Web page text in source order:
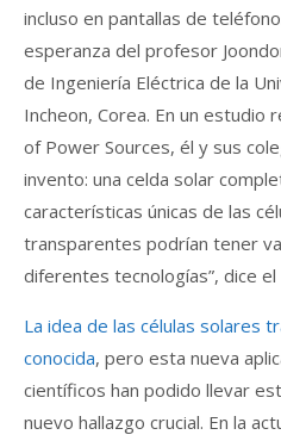
incluso en pantallas de
esperanza del profesor
de Ingeniería Eléctrica de la
Incheon, Corea. En un estudio
of Power Sources, él y sus
invento: una celda solar
características únicas de las
transparentes podrían tener
diferentes tecnologías”, dice el
La idea de las células solares
conocida, pero esta nueva
científicos han podido llevar
nuevo hallazgo crucial. En la